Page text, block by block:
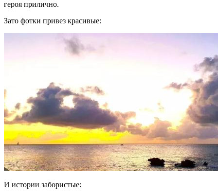
героя прилично.
Зато фотки привез красивые:
И истории забористые: